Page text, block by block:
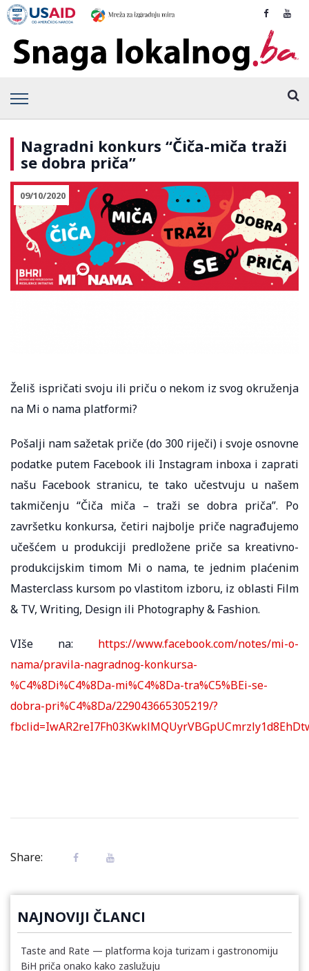
Nagradni konkurs “Čiča-miča traži
se dobra priča”
09/10/2020
Želiš ispričati svoju ili priču o nekom iz svog okruženja
na Mi o nama platformi?
Pošalji nam sažetak priče (do 300 riječi) i svoje osnovne
podatke putem Facebook ili Instagram inboxa i zaprati
našu Facebook stranicu, te tako učestvuju u našem
takmičenju “Čiča miča – traži se dobra priča”. Po
završetku konkursa, četiri najbolje priče nagrađujemo
učešćem u produkciji predložene priče sa kreativno-
produkcijskim timom Mi o nama, te jednim plaćenim
Masterclass kursom po vlastitom izboru, iz oblasti Film
& TV, Writing, Design ili Photography & Fashion.
VIše na: https://www.facebook.com/notes/mi-o-
nama/pravila-nagradnog-konkursa-
%C4%8Di%C4%8Da-mi%C4%8Da-tra%C5%BEi-se-
dobra-pri%C4%8Da/229043665305219/?
Share:
NAJNOVIJI ČLANCI
Taste and Rate — platforma koja turizam i gastronomiju
BiH priča onako kako zaslužuju